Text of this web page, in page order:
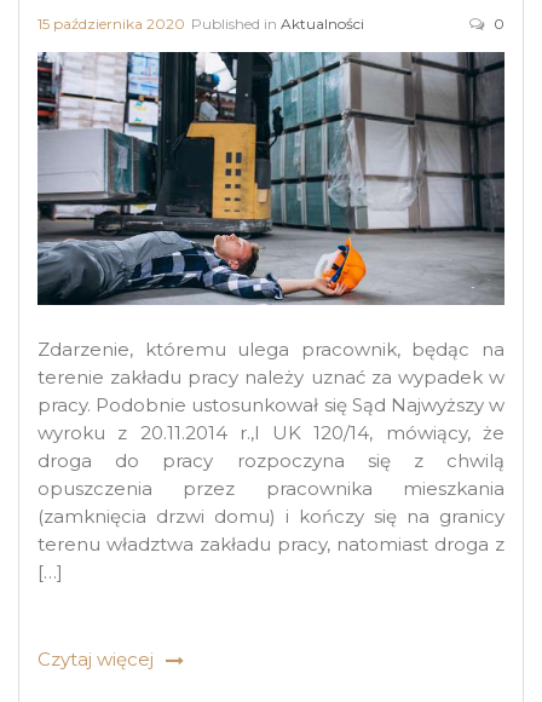
15 października 2020 Published in Aktualności 0
Zdarzenie, któremu ulega pracownik, będąc na
terenie zakładu pracy należy uznać za wypadek w
pracy. Podobnie ustosunkował się Sąd Najwyższy w
wyroku z 20.11.2014 r.,I UK 120/14, mówiący, że
droga do pracy rozpoczyna się z chwilą
opuszczenia przez pracownika mieszkania
(zamknięcia drzwi domu) i kończy się na granicy
terenu władztwa zakładu pracy, natomiast droga z
[…]
Czytaj więcej